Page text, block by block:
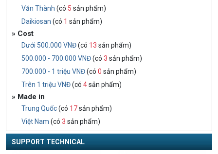
Văn Thành (có 5 sản phẩm)
Daikiosan (có 1 sản phẩm)
» Cost
Dưới 500.000 VNĐ(có 13 sản phẩm)
500.000 - 700.000 VNĐ(có 3 sản phẩm)
700.000 - 1 triệu VNĐ(có 0 sản phẩm)
Trên 1 triệu VNĐ(có 4sản phẩm)
» Made in
Trung Quốc(có 17sản phẩm)
Việt Nam (có 3 sản phẩm)
SUPPORT TECHNICAL